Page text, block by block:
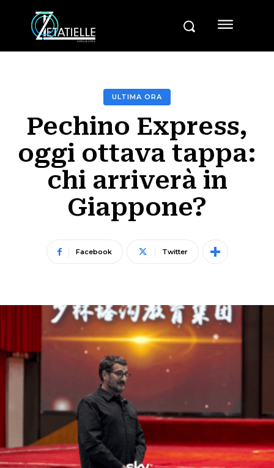
ULTIMA ORA
Pechino Express,
oggi ottava tappa:
chi arriverà in
Giappone?
Facebook Twitter